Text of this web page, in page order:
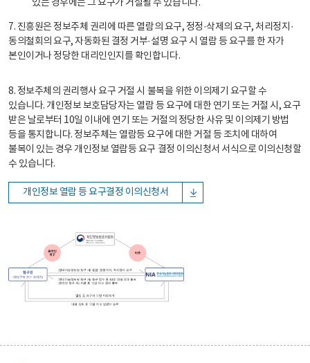
있는 경우에는 그 요구가 거절될 수 있습니다.
7. 진흥원은 정보주체 권리에 따른 열람의 요구, 정정·삭제의 요구, 처리정지·
동의철회의 요구, 자동화된 결정 거부·설명 요구 시 열람 등 요구를 한 자가
본인이거나 정당한 대리인인지를 확인합니다.
8. 정보주체의 권리행사 요구 거절 시 불복을 위한 이의제기 요구할 수
있습니다. 개인정보 보호담당자는 열람 등 요구에 대한 연기 또는 거절 시, 요구
받은 날로부터 10일 이내에 연기 또는 거절의 정당한 사유 및 이의제기 방법
등을 통지합니다. 정보주체는 열람등 요구에 대한 거절 등 조치에 대하여
불복이 있는 경우 개인정보 열람등 요구 결정 이의신청서 서식으로 이의신청할
수 있습니다.
개인정보 열람 등 요구결정 이의신청서